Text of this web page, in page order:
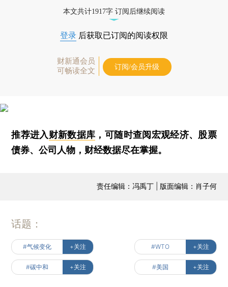
本文共计1917字 订阅后继续阅读
登录 后获取已订阅的阅读权限
财新通会员
可畅读全文
订阅/会员升级
推荐进入财新数据库 ，可随时查阅宏观经济、股票
债券、公司人物，财经数据尽在掌握。
责任编辑：冯禹丁 | 版面编辑：肖子何
话题：
#气候变化 +关注 #WTO +关注
#碳中和 +关注 #美国 +关注